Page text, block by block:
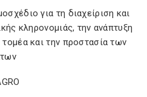
για τη διαχείριση και
κληρονομιάς, την ανάπτυξη
και την προστασία των